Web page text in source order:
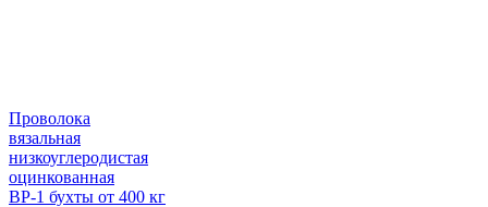
Проволока
вязальная
низкоуглеродистая
оцинкованная
ВР-1 бухты от 400 кг